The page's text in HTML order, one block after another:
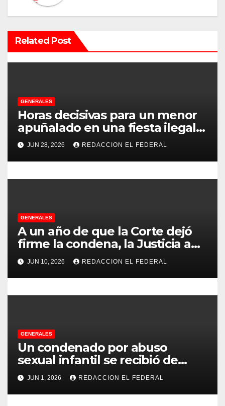
ó
n
e
e
n
a
d
a
s
Related Post
GENERALES
Horas decisivas para un menor
apuñalado en una fiesta ilegal
con más de 500 asistentes en
Chilecito
JUN 28, 2026 REDACCION EL FEDERAL
GENERALES
A un año de que la Corte dejó
firme la condena, la Justicia aún
no pudo decomisarle ni un peso
a CFK
JUN 10, 2026 REDACCION EL FEDERAL
GENERALES
Un condenado por abuso
sexual infantil se recibió de
psicopedagogo dentro del
Servicio Penitenciario de La
Rioja
JUN 1, 2026 REDACCION EL FEDERAL